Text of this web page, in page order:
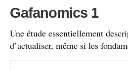
Gafanomics 1
Une étude essentiellement
d’actualiser, même si les